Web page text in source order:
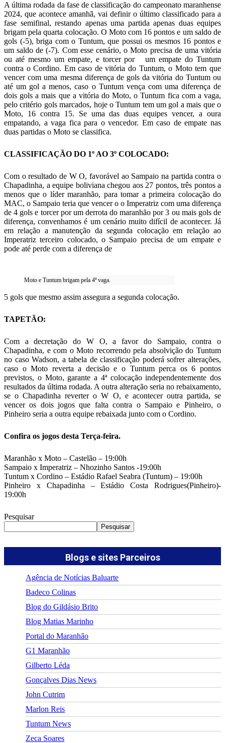
A última rodada da fase de classificação do campeonato maranhense
2024, que acontece amanhã, vai definir o último classificado para a
fase semifinal, restando apenas uma partida apenas duas equipes
brigam pela quarta colocação. O Moto com 16 pontos e um saldo de
gols (-5), briga com o Tuntum, que possui os mesmos 16 pontos e
um saldo de (-7). Com esse cenário, o Moto precisa de uma vitória
ou até mesmo um empate, e torcer por um empate do Tuntum
contra o Cordino. Em caso de vitória do Tuntum, o Moto tem que
vencer com uma mesma diferença de gols da vitória do Tuntum ou
até um gol a menos, caso o Tuntum vença com uma diferença de
dois gols a mais que a vitória do Moto, o Tuntum fica com a vaga,
pelo critério gols marcados, hoje o Tuntum tem um gol a mais que o
Moto, 16 contra 15. Se uma das duas equipes vencer, a oura
empatando, a vaga fica para o vencedor. Em caso de empate nas
duas partidas o Moto se classifica.
CLASSIFICAÇÃO DO 1º AO 3º COLOCADO:
Com o resultado de W O, favorável ao Sampaio na partida contra o
Chapadinha, a equipe boliviana chegou aos 27 pontos, três pontos a
menos que o líder maranhão, para tomar a primeira colocação do
MAC, o Sampaio teria que vencer o o Imperatriz com uma diferença
de 4 gols e torcer por um derrota do maranhão por 3 ou mais gols de
diferença, convenhamos é um cenário muito difícil de acontecer. Já
em relação a manutenção da segunda colocação em relação ao
Imperatriz terceiro colocado, o Sampaio precisa de um empate e
pode até perde com a diferença de
Moto e Tuntum brigam pela 4ª vaga.
5 gols que mesmo assim assegura a segunda colocação.
TAPETÃO:
Com a decretação do W O, a favor do Sampaio, contra o
Chapadinha, e com o Moto recorrendo pela absolvição do Tuntum
no caso Wadson, a tabela de classificação poderá sofrer alterações,
caso o Moto reverta a decisão e o Tuntum perca os 6 pontos
previstos, o Moto, garante a 4ª colocação independentemente dos
resultados da última rodada. A outra alteração seria no rebaixamento,
se o Chapadinha reverter o W O, e acontecer outra partida, se
vencer os dois jogos que falta contra o Sampaio e Pinheiro, o
Pinheiro seria a outra equipe rebaixada junto com o Cordino.
Confira os jogos desta Terça-feira.
Maranhão x Moto – Castelão – 19:00h
Sampaio x Imperatriz – Nhozinho Santos -19:00h
Tuntum x Cordino – Estádio Rafael Seabra (Tuntum) – 19:00h
Pinheiro x Chapadinha – Estádio Costa Rodrigues(Pinheiro)-
19:00h
Pesquisar
Pesquisar
Blogs e sites Parceiros
Agência de Notícias Baluarte
Badeco Colinas
Blog do Gildásio Brito
Blog Matias Marinho
Portal do Maranhão
G1 Maranhão
Gilberto Léda
Gonçalves Dias News
John Cutrim
Marlon Reis
Tuntum News
Zeca Soares